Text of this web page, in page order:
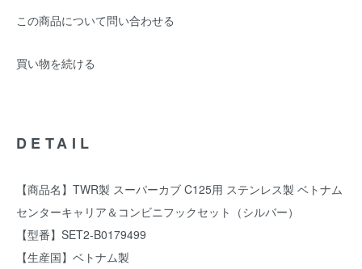
この商品について問い合わせる
買い物を続ける
DETAIL
【商品名】TWR製 スーパーカブ C125用 ステンレス製 ベトナム
センターキャリア＆コンビニフックセット（シルバー）
【型番】SET2-B0179499
【生産国】ベトナム製